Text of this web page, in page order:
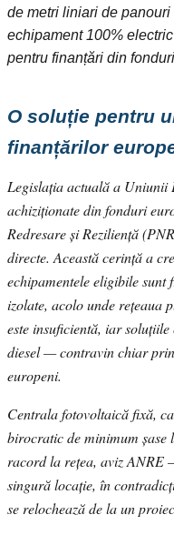
de metri liniari de
echipament 100%
pentru finanțări din
O soluție pentru
finanțărilor
Legislația actuală a Uniunii
achiziționate din fonduri
Redresare și Reziliență
directe. Această cerință a
echipamentele eligibile sunt
izolate, acolo unde rețeaua
este insuficientă, iar
diesel — contravin chiar
europeni.
Centrala fotovoltaică fixă,
birocratic de minimum
racord la rețea, aviz ANRE
singură locație, în
se relochează de la un